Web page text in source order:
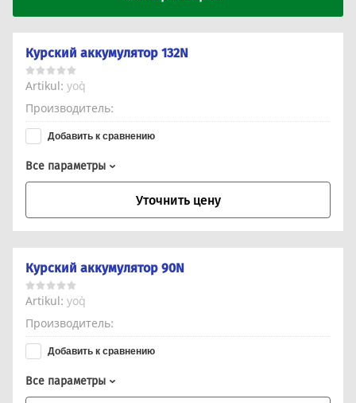
Курский аккумулятор 132N
Artikul: yo`q
Производитель
Добавить к сравнению
Все параметры
Уточнить цену
Курский аккумулятор 90N
Artikul: yo`q
Производитель
Добавить к сравнению
Все параметры